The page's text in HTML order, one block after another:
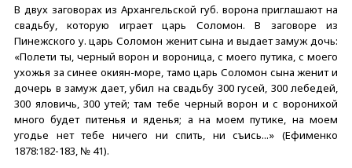
В двух заговорах из Архангельской губ. ворона приглашают на
свадьбу, которую играет царь Соломон. В заговоре из
Пинежского у. царь Соломон женит сына и выдает замуж дочь:
«Полети ты, черный ворон и вороница, с моего путика, с моего
ухожья за синее окиян-море, тамо царь Соломон сына женит и
дочерь в замуж дает, убил на свадьбу 300 гусей, 300 лебедей,
300 яловичь, 300 утей; там тебе черный ворон и с воронихой
много будет питенья и яденья; а на моем путике, на моем
угодье нет тебе ничего ни спить, ни съись...» (Ефименко
1878:182-183, № 41).